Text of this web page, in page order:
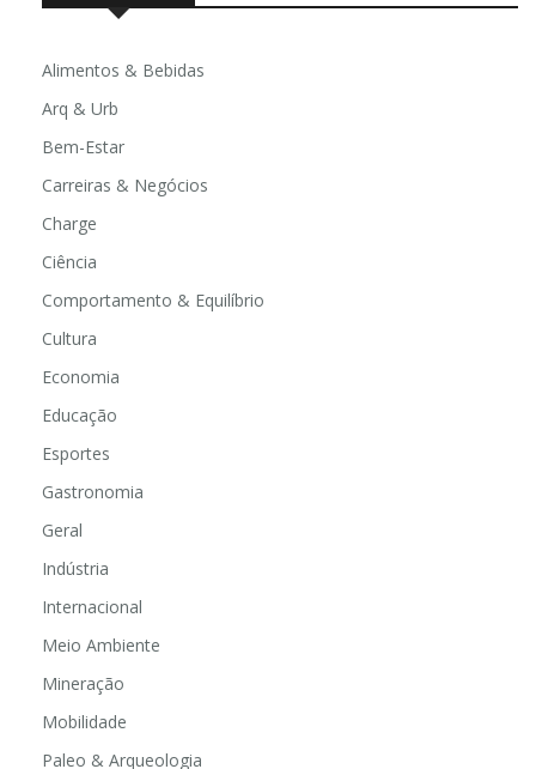
Alimentos & Bebidas
Arq & Urb
Bem-Estar
Carreiras & Negócios
Charge
Ciência
Comportamento & Equilíbrio
Cultura
Economia
Educação
Esportes
Gastronomia
Geral
Indústria
Internacional
Meio Ambiente
Mineração
Mobilidade
Paleo & Arqueologia